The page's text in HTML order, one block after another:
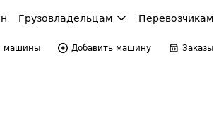
Грузовладельцам Перевозчикам
машины Добавить машину Заказы